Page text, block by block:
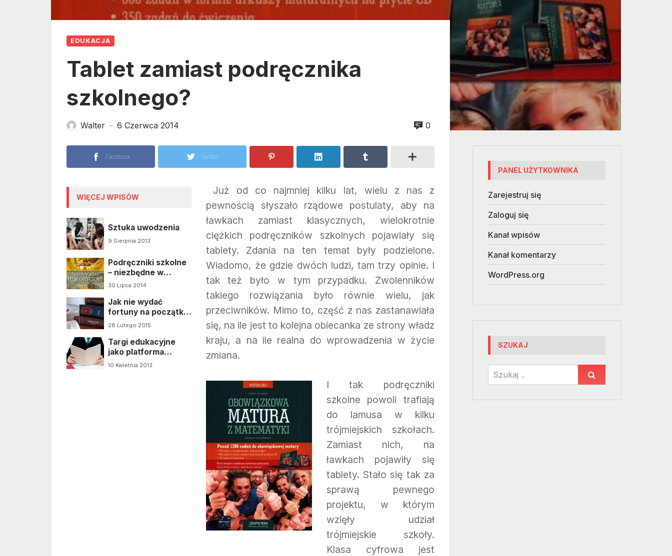
EDUKACJA
Tablet zamiast podręcznika
szkolnego?
Walter — 6 Czerwca 2014 0
Facebook Twitter
WIĘCEJ WPISÓW
Sztuka uwodzenia
9 Sierpnia 2013
Podręczniki szkolne
– niezbędne w
procesie nauki
30 Lipca 2014
Jak nie wydać
fortuny na początku
września?
28 Lutego 2015
Targi edukacyjne
jako platforma
porównawcza szkół
10 Kwietnia 2013
Już od co najmniej kilku lat, wielu z nas z
pewnością słyszało rządowe postulaty, aby na
ławkach zamiast klasycznych, wielokrotnie
ciężkich podręczników szkolnych pojawiały się
tablety. Zdania na ten temat były podzielone.
Wiadomo, że gdzie dwóch ludzi, tam trzy opinie. I
tak też było w tym przypadku. Zwolenników
takiego rozwiązania było równie wielu, jak
przeciwników. Mimo to, część z nas zastanawiała
się, na ile jest to kolejna obiecanka ze strony władz
kraju, a na ile realna do wprowadzenia w życie
zmiana.
I tak podręczniki
szkolne powoli trafiają
do lamusa w kilku
trójmiejskich szkołach.
Zamiast nich, na
ławkach pojawiły się
tablety. Stało się tak za
sprawą pewnego
projektu, w którym
wzięły udział
trójmiejskie szkoły.
Klasa cyfrowa jest
PANEL UŻYTKOWNIKA
Zarejestruj się
Zaloguj się
Kanał wpisów
Kanał komentarzy
WordPress.org
SZUKAJ